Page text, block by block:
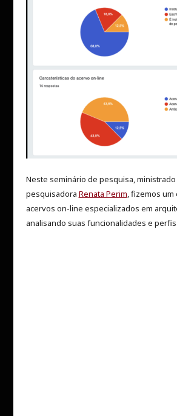
Neste seminário de pesquisa, ministrado
pesquisadora Renata Perim, fizemos
acervos on-line especializados em
analisando suas funcionalidades e